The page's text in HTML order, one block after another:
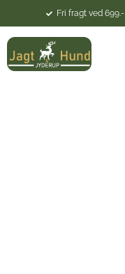
Fri fragt ved 699.-